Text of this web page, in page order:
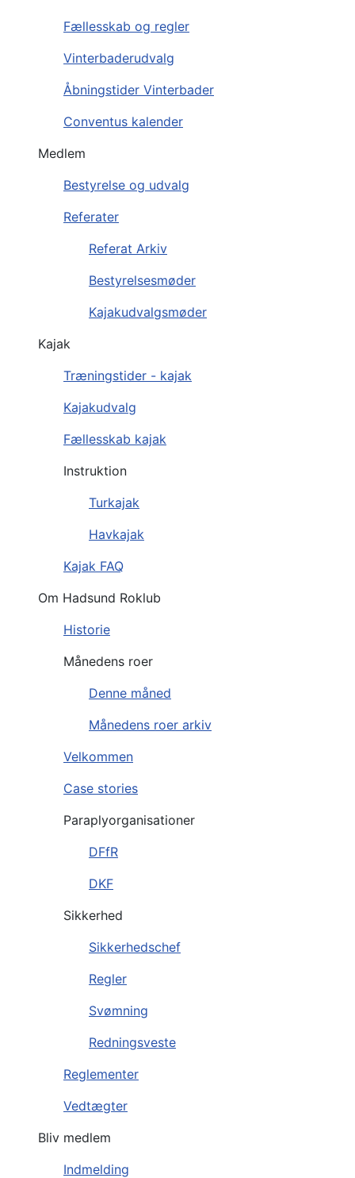
Fællesskab og regler
Vinterbaderudvalg
Åbningstider Vinterbader
Conventus kalender
Medlem
Bestyrelse og udvalg
Referater
Referat Arkiv
Bestyrelsesmøder
Kajakudvalgsmøder
Kajak
Træningstider - kajak
Kajakudvalg
Fællesskab kajak
Instruktion
Turkajak
Havkajak
Kajak FAQ
Om Hadsund Roklub
Historie
Månedens roer
Denne måned
Månedens roer arkiv
Velkommen
Case stories
Paraplyorganisationer
DFfR
DKF
Sikkerhed
Sikkerhedschef
Regler
Svømning
Redningsveste
Reglementer
Vedtægter
Bliv medlem
Indmelding